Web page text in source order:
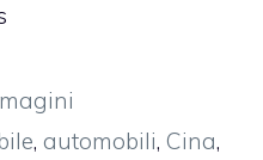
, automobili, Cina,